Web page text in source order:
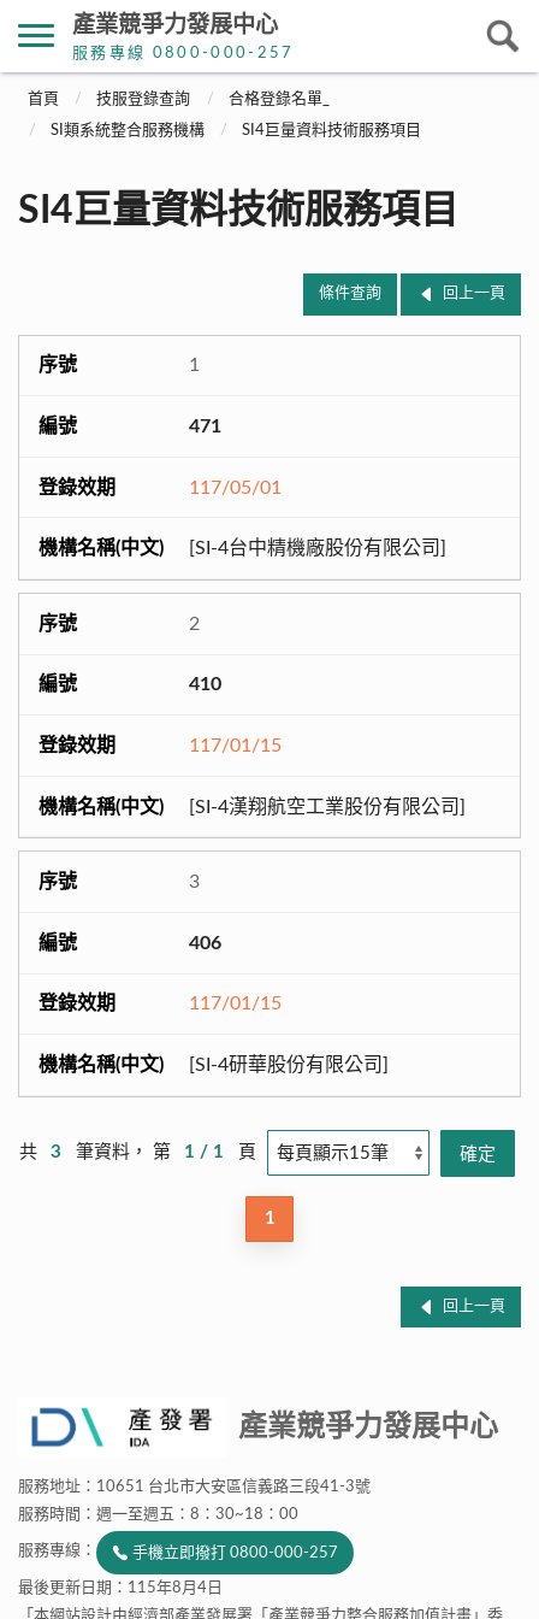
產業競爭力發展中心
服務專線 0800-000-257
首頁 技服登錄查詢
合格登錄名單_
SI類系統整合服務機構
SI4巨量資料技術服務項目
SI4巨量資料技術服務項目
條件查詢 回上一頁
1
471
117/05/01
[SI-4台中精機廠股份有限公司]
2
410
117/01/15
[SI-4漢翔航空工業股份有限公司]
3
406
117/01/15
[SI-4研華股份有限公司]
共 3 筆資料， 第 1 / 1 頁
1
回上一頁
產業競爭力發展中心
服務地址：10651 台北市大安區信義路三段41-3號
服務時間：週一至週五：8：30~18：00
服務專線： 手機立即撥打 0800-000-257
最後更新日期：115年8月4日